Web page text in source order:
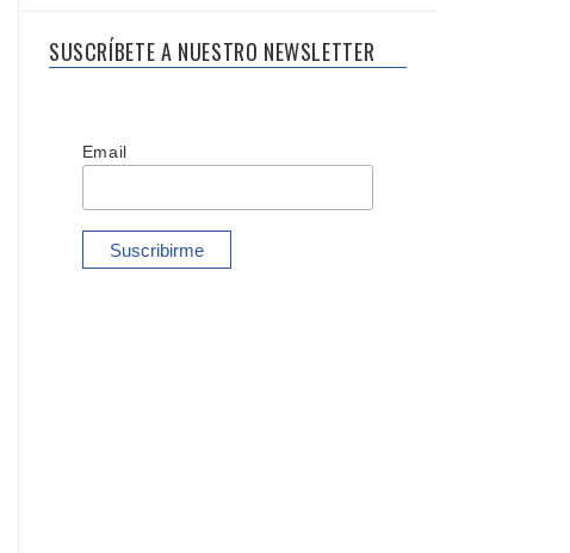
SUSCRÍBETE A NUESTRO NEWSLETTER
Email